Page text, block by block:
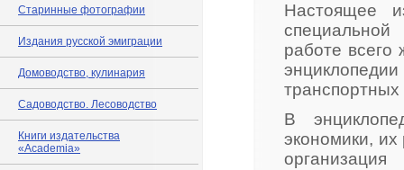
Старинные фотографии
Издания русской эмиграции
Домоводство, кулинария
Садоводство. Лесоводство
Книги издательства
«Academia»
Настоящее
работе всего
транспортных
В
экономики,